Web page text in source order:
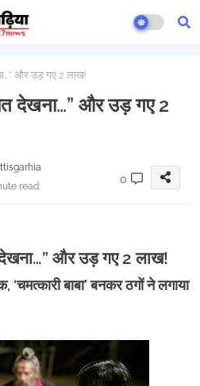
और उड़ गए 2 लाख!
देखना…” और उड़ गए 2
read
0
और उड़ गए 2 लाख!
बाबा’ बनकर ठगों ने लगाया